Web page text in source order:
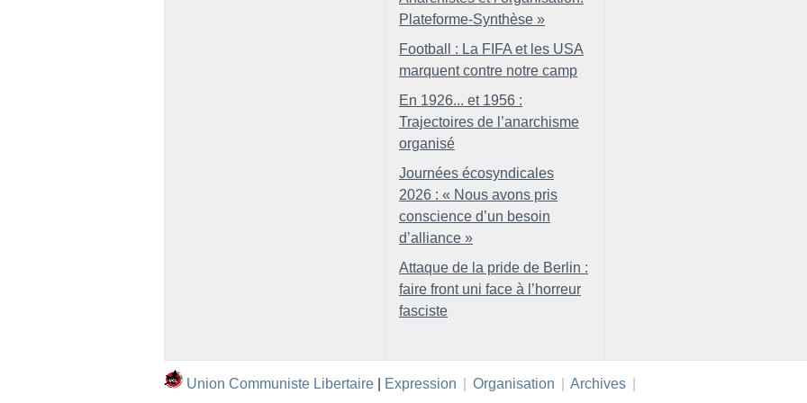
Plateforme-Synthèse »
Football : La FIFA et les USA
marquent contre notre camp
En 1926... et 1956 :
Trajectoires de l’anarchisme
organisé
Journées écosyndicales
2026 : « Nous avons pris
conscience d’un besoin
d’alliance »
Attaque de la pride de Berlin :
faire front uni face à l’horreur
fasciste
Union Communiste Libertaire Expression Organisation Archives